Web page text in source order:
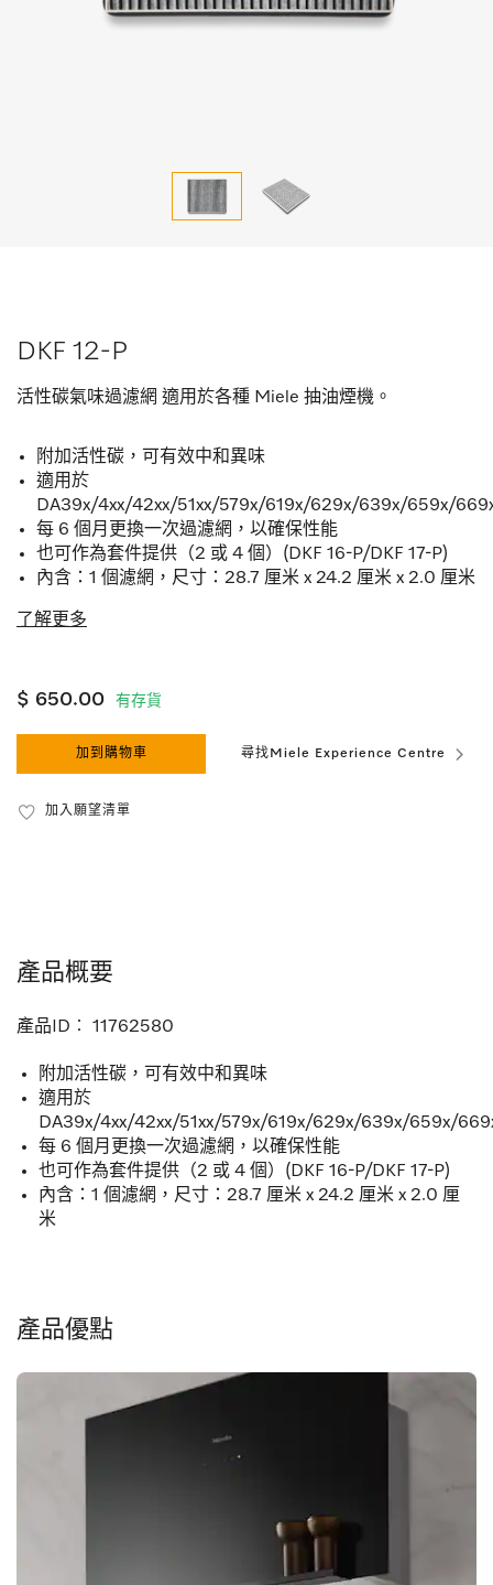
DKF 12-P
活性碳氣味過濾網 適用於各種 Miele 抽油煙機。
附加活性碳，可有效中和異味
適用於
DA39x/4xx/42xx/51xx/579x/619x/629x/639x/659x/
每 6 個月更換一次過濾網，以確保性能
也可作為套件提供（2 或 4 個）(DKF 16-P/DKF 17-P)
內含：1 個濾網，尺寸：28.7 厘米 x 24.2 厘米 x 2.0 厘米
了解更多
$ 650.00 有存貨
加到購物車 尋找Miele Experience Centre
加入願望清單
產品概要
產品ID︰ 11762580
附加活性碳，可有效中和異味
適用於
DA39x/4xx/42xx/51xx/579x/619x/629x/639x/659x/
每 6 個月更換一次過濾網，以確保性能
也可作為套件提供（2 或 4 個）(DKF 16-P/DKF 17-P)
內含：1 個濾網，尺寸：28.7 厘米 x 24.2 厘米 x 2.0 厘
米
產品優點